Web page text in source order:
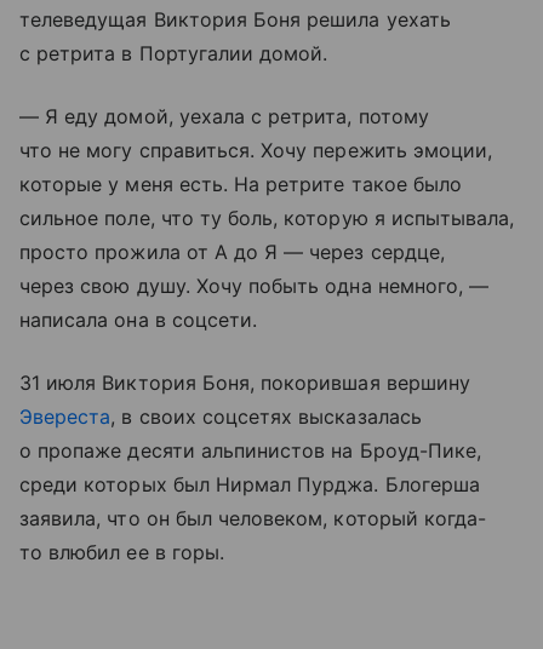
телеведущая Виктория Боня решила уехать
с ретрита в Португалии домой.
— Я еду домой, уехала с ретрита, потому
что не могу справиться. Хочу пережить эмоции,
которые у меня есть. На ретрите такое было
сильное поле, что ту боль, которую я испытывала,
просто прожила от А до Я — через сердце,
через свою душу. Хочу побыть одна немного, —
написала она в соцсети.
31 июля Виктория Боня, покорившая вершину
Эвереста, в своих соцсетях высказалась
о пропаже десяти альпинистов на Броуд-Пике,
среди которых был Нирмал Пурджа. Блогерша
заявила, что он был человеком, который когда-
то влюбил ее в горы.